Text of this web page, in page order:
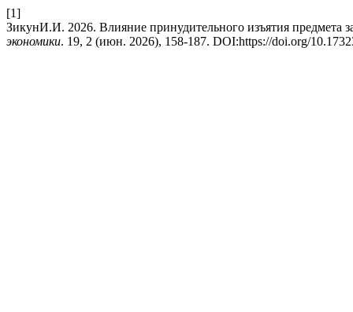
[1]
ЗикунИ.И. 2026. Влияние принудительного изъятия предмета
экономики. 19, 2 (июн. 2026), 158-187. DOI:https://doi.org/